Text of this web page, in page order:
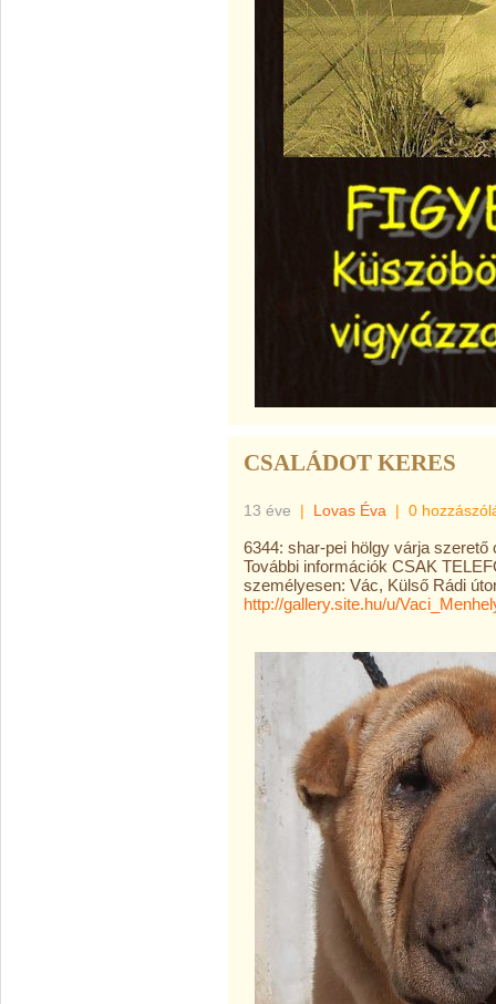
CSALÁDOT KERES
13 éve | Lovas Éva | 0
6344: shar-pei hölgy várja szerető
További információk CSAK
személyesen: Vác, Külső Rádi
http://gallery.site.hu/u/